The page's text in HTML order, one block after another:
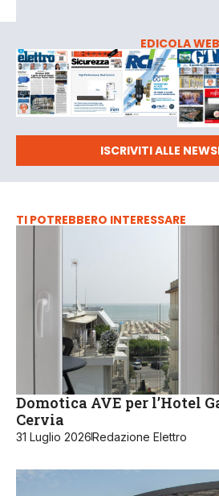
EDICOLA WEB
ISCRIVITI ALLE
TI POTREBBERO INTERESSARE
Domotica AVE per l’Hotel
Cervia
31 Luglio 2026Redazione Elettro